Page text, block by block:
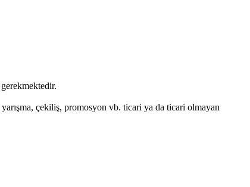
çekiliş, promosyon vb. ticari ya da ticari olmayan